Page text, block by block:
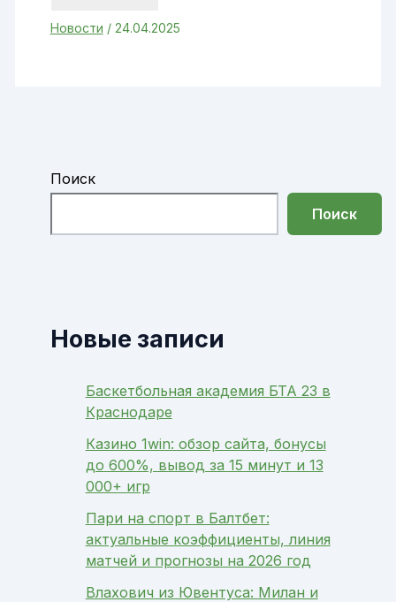
Новости / 24.04.2025
Поиск
Поиск
Новые записи
Баскетбольная академия БТА 23 в
Краснодаре
Казино 1win: обзор сайта, бонусы
до 600%, вывод за 15 минут и 13
000+ игр
Пари на спорт в Балтбет:
актуальные коэффициенты, линия
матчей и прогнозы на 2026 год
Влахович из Ювентуса: Милан и